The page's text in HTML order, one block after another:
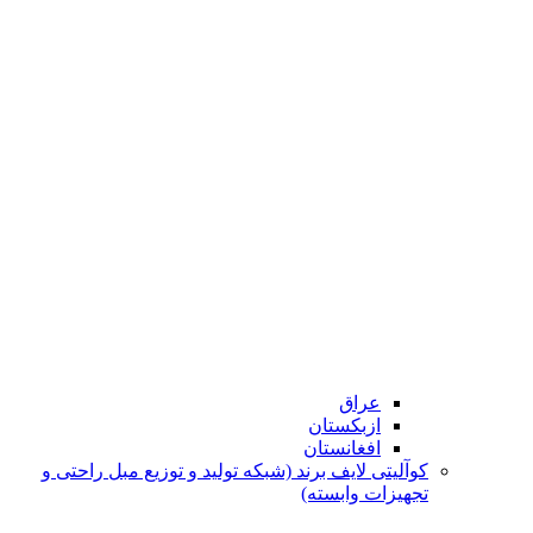
عراق
ازبکستان
افغانستان
کوآلیتی لایف برند (شبکه تولید و توزیع مبل راحتی و
تجهیزات وابسته)